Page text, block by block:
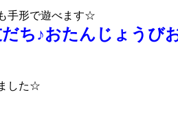
手形で遊べます☆
ち♪おたんじょうび
した☆